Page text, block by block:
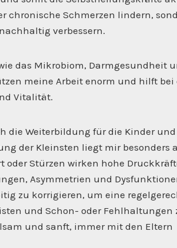
chronische Schmerzen lindern,
verbessern.
das Mikrobiom, Darmgesundheit
meine Arbeit enorm und hilft bei
Vitalität.
die Weiterbildung für die Kinder
der Kleinsten liegt mir besonders
oder Stürzen wirken hohe
Asymmetrien und
zu korrigieren, um eine
und Schon- oder Fehlhaltungen
und sanft, immer mit den Eltern